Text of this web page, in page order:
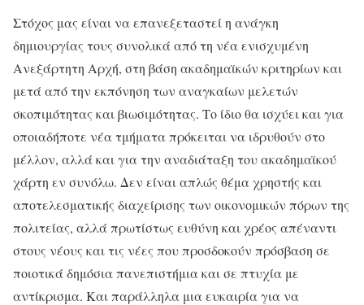
Στόχος μας είναι να επανεξεταστεί η ανάγκη
δημιουργίας τους συνολικά από τη νέα ενισχυμένη
Ανεξάρτητη Αρχή, στη βάση ακαδημαϊκών κριτηρίων και
μετά από την εκπόνηση των αναγκαίων μελετών
σκοπιμότητας και βιωσιμότητας. Το ίδιο θα ισχύει και για
οποιαδήποτε νέα τμήματα πρόκειται να ιδρυθούν στο
μέλλον, αλλά και για την αναδιάταξη του ακαδημαϊκού
χάρτη εν συνόλω. Δεν είναι απλώς θέμα χρηστής και
αποτελεσματικής διαχείρισης των οικονομικών πόρων της
πολιτείας, αλλά πρωτίστως ευθύνη και χρέος απέναντι
στους νέους και τις νέες που προσδοκούν πρόσβαση σε
ποιοτικά δημόσια πανεπιστήμια και σε πτυχία με
αντίκρισμα. Και παράλληλα μια ευκαιρία για να